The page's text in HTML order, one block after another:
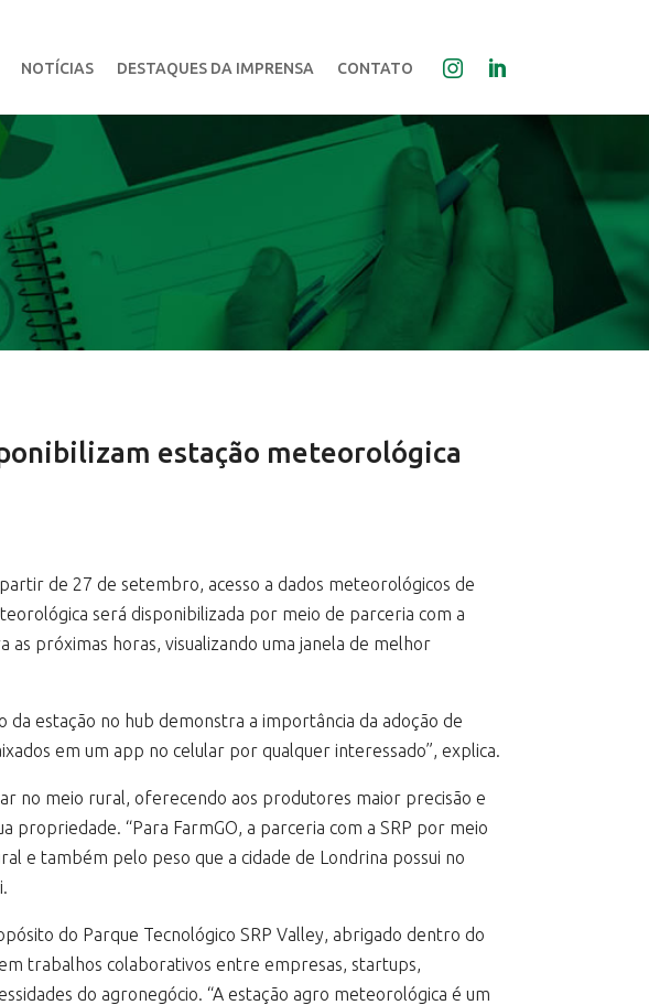
NOTÍCIAS DESTAQUES DA IMPRENSA CONTATO
estação meteorológica
de 27 de setembro, acesso a dados meteorológicos de
será disponibilizada por meio de parceria com a
próximas horas, visualizando uma janela de melhor
da estação no hub demonstra a importância da adoção de
em um app no celular por qualquer interessado”, explica.
no meio rural, oferecendo aos produtores maior precisão e
propriedade. “Para FarmGO, a parceria com a SRP por meio
e também pelo peso que a cidade de Londrina possui no
do Parque Tecnológico SRP Valley, abrigado dentro do
trabalhos colaborativos entre empresas, startups,
do agronegócio. “A estação agro meteorológica é um